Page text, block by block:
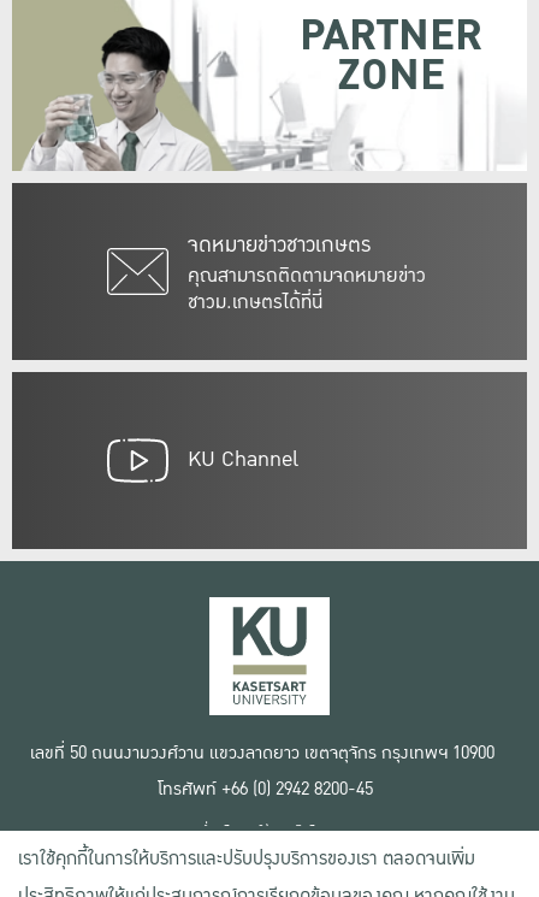
จดหมายข่าวชาวเกษตร
คุณสามารถติดตามจดหมายข่าว
ชาวม.เกษตรได้ที่นี่
PARTNER
ZONE
KU Channel
เลขที่ 50 ถนนงามวงศ์วาน แขวงลาดยาว เขตจตุจักร กรุงเทพฯ 10900
โทรศัพท์ +66 (0) 2942 8200-45
เงื่อนไขการใช้งานเว็บไซต์
ข้อตกลงด้านสิทธิ์ใช้งาน
นโยบายความเป็นส่วนตัว
เราใช้คุกกี้ในการให้บริการและปรับปรุงบริการของเรา ตลอดจนเพิ่ม